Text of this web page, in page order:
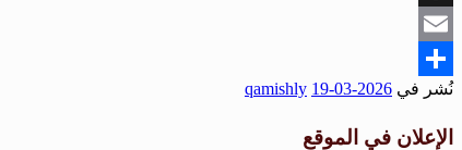
Snapchat
Email
Share
نُشر في 2026-03-19
qamishly
الإعلان في الموقع